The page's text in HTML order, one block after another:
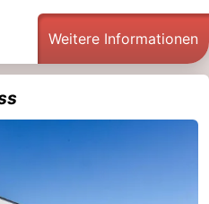
Weitere Informationen